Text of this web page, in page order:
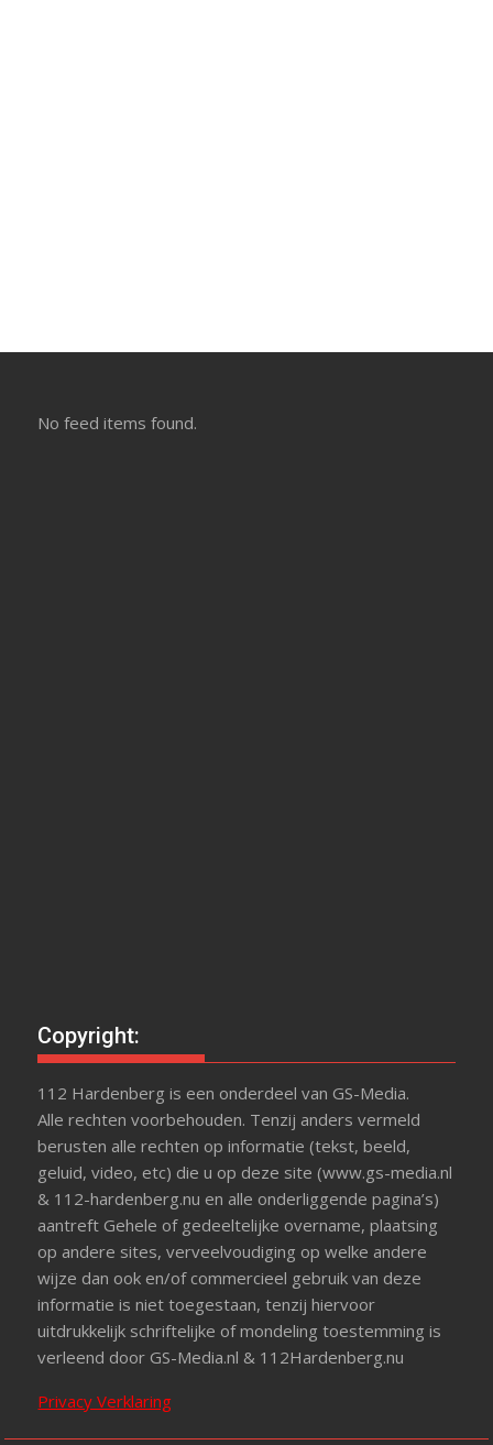
No feed items found.
Copyright:
112 Hardenberg is een onderdeel van GS-Media.
Alle rechten voorbehouden. Tenzij anders vermeld
berusten alle rechten op informatie (tekst, beeld,
geluid, video, etc) die u op deze site (www.gs-media.nl
& 112-hardenberg.nu en alle onderliggende pagina’s)
aantreft Gehele of gedeeltelijke overname, plaatsing
op andere sites, verveelvoudiging op welke andere
wijze dan ook en/of commercieel gebruik van deze
informatie is niet toegestaan, tenzij hiervoor
uitdrukkelijk schriftelijke of mondeling toestemming is
verleend door GS-Media.nl & 112Hardenberg.nu
Privacy Verklaring